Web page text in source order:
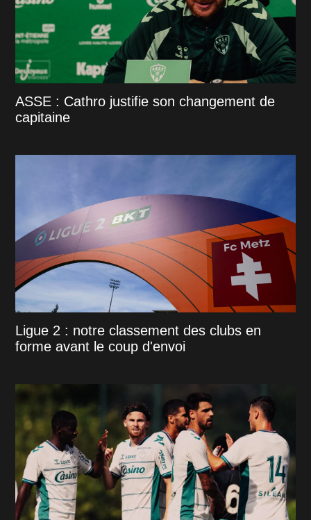
ASSE : Cathro justifie son changement de
capitaine
Ligue 2 : notre classement des clubs en
forme avant le coup d'envoi